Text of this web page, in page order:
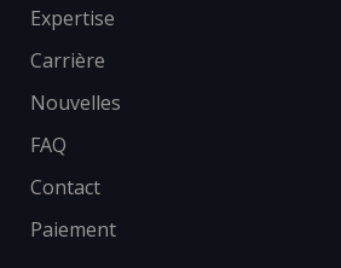
Expertise
Carrière
Nouvelles
FAQ
Contact
Paiement